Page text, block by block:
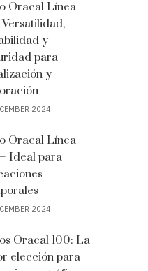
Oracal Línea
Versatilidad,
y
para
y
2024
Oracal Línea
Ideal para
2024
Oracal 100: La
elección para